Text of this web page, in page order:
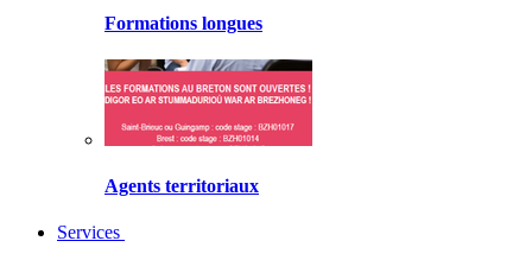
Formations longues
Agents territoriaux
Services